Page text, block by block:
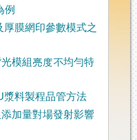
例
膜網印參數模式之
模組亮度不均勻特
漿料製程品管方法
加量對場發射影響